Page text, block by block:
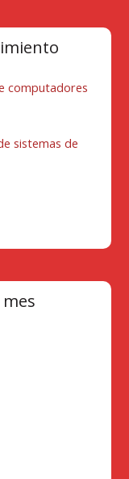
computadores
sistemas de